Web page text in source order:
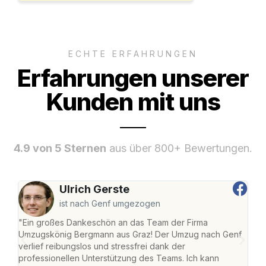
ECHTE ERFAHRUNGEN
Erfahrungen unserer
Kunden mit uns
4.9 von 5 Sternen aus über 800+ Bewertungen.
Ulrich Gerste
ist nach Genf umgezogen
"Ein großes Dankeschön an das Team der Firma
Umzugskönig Bergmann aus Graz! Der Umzug nach Genf
verlief reibungslos und stressfrei dank der
professionellen Unterstützung des Teams. Ich kann